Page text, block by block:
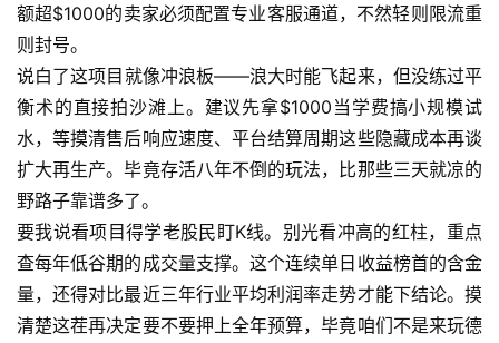
首
页
网
创
快
讯
赚
钱
项
额超$1000的卖家必须配置专业客服通道，不然轻则限流重
则封号。
说白了这项目就像冲浪板——浪大时能飞起来，但没练过平
衡术的直接拍沙滩上。建议先拿$1000当学费搞小规模试
水，等摸清售后响应速度、平台结算周期这些隐藏成本再谈
扩大再生产。毕竟存活八年不倒的玩法，比那些三天就凉的
野路子靠谱多了。
要我说看项目得学老股民盯K线。别光看冲高的红柱，重点
查每年低谷期的成交量支撑。这个连续单日收益榜首的含金
量，还得对比最近三年行业平均利润率走势才能下结论。摸
清楚这茬再决定要不要押上全年预算，毕竟咱们不是来玩德